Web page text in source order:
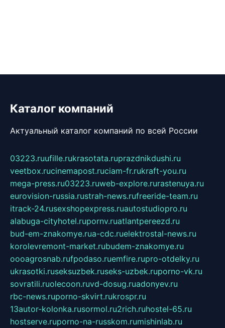
Каталог компаний
Актуальный каталог компаний по всей России
03223.ruufille.rukrasotata.ruprazdnikdushi.ru
veetbox.rucinemapost.ruciam-fr.rukraft-you.ru
mega-press.ru03223.ruweb-explore.rurastenuya.ru
eurovision-russia.rustrah-news.rufreeride-team.ru
itrack-24.rusexshopexpress.ruautostudiopro.ru
alabuga-cityhotel.rupornv.ruatlantpereezd.ru
bud-em-znakomye.rua-cdc.ruelektrostal-news.ru
korolevremont-market.rubudem-znakomye.ru
oooagrosnab.rufpodaso.ruemfire.rupro-otdelky.ru
ukrasotki.ruseksuzbek.ruseks-uzbek.ruporno-vk.ru
sovratili.ruolecoon.ruvd-dosug.ruadonyev.ru
rbc-news.ruporno-skvirt.rukrospr.ru
13autor-kolonka.rusormol.ru2rich.ruhostel-65.ru
hostserve.ruporno-na-russkom.rumishinlab.ru